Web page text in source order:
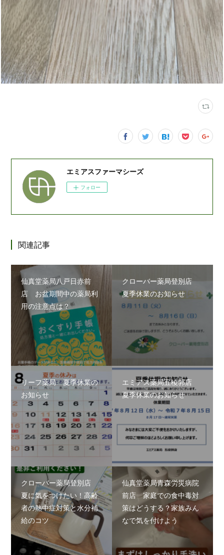
エミアスファーマシーズ
フォロー
関連記事
仙真堂薬局八戸日赤前
店 お盆期間中の薬局利
用の注意点は？
クローバー薬局登別店
夏季休業のお知らせ
リーフ薬局 夏季休業の
お知らせ
エミアス薬局五稜郭店
夏季休業のお知らせ
クローバー薬局登別店
夏に気をつけたい！高齢
者の熱中症対策と水分補
給のコツ
仙真堂薬局青森労災病院
前店 家庭での食中毒対
策はどうする？家族みん
なで気を付けよう